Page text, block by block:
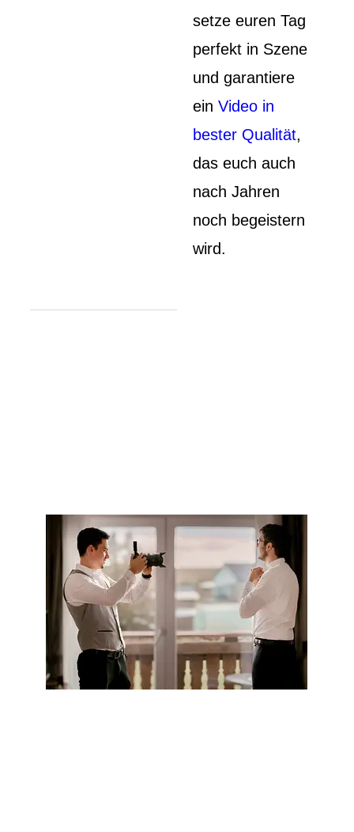
setze euren Tag
perfekt in Szene
und garantiere
ein Video in
bester Qualität,
das euch auch
nach Jahren
noch begeistern
wird.